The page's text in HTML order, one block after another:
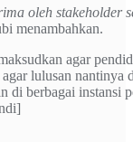
oleh stakeholder
menambahkan.
agar
lulusan nantinya
di berbagai instansi